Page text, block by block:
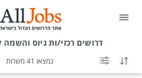
דרושים רכזי/ות גיוס והשמה
נמצאו 41 משרות